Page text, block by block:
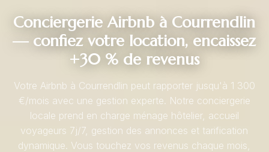
Conciergerie Airbnb à Courrendlin
— confiez votre location, encaissez
+30 % de revenus
Votre Airbnb à Courrendlin peut rapporter jusqu'à 1 300
€/mois avec une gestion experte. Notre conciergerie
locale prend en charge ménage hôtelier, accueil
voyageurs 7j/7, gestion des annonces et tarification
dynamique. Vous touchez vos revenus chaque mois,